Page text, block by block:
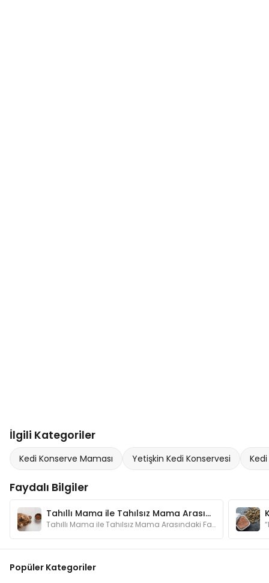
İlgili Kategoriler
Kedi Konserve Maması Yetişkin Kedi Konservesi
Faydalı Bilgiler
Tahıllı Mama ile Tahılsız Mama Arasındaki Fark Nedir?
Tahıllı Mama ile Tahılsız Mama Arasındaki Fark Nedir?
Popüler Kategoriler